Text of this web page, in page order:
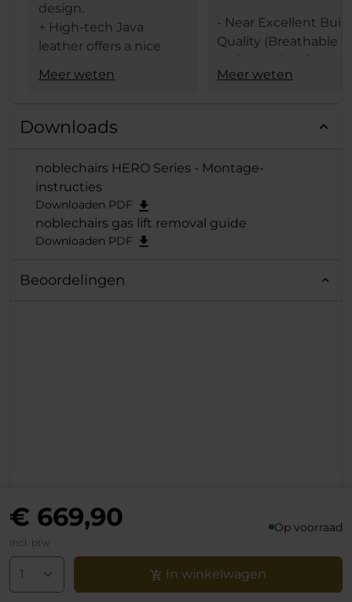
€ 669,90 Op voorraad
Incl. btw
In winkelwagen
design.
+ High-tech Java
leather offers a nice
+ The same leather
transfer (conduction)
gaming chair.
+ Lumbar support
provides comfort and
extends deep from the
backrest when
maximum.
+ A "Big Boy Chair" with
Meer weten
- Near Excellent
Quality (Breathable
Grain Leather / Steel
Frame)
- Large Size
Adjustable Height /
Meer weten
Downloads
noblechairs HERO Series - Montage-
instructies
Downloaden PDF
noblechairs gas lift removal guide
Downloaden PDF
Beoordelingen